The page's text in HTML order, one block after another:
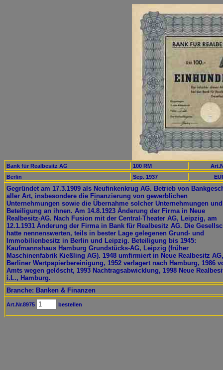
Bank für Realbesitz AG 100 RM
Berlin
Sep. 1937
Gegründet am 17.3.1909 als Neufinkenkrug AG. Betrieb von
aller Art, insbesondere die Finanzierung von gewerblichen
Unternehmungen sowie die Übernahme solcher Unternehmungen
Beteiligung an ihnen. Am 14.8.1923 Änderung der Firma in Neue
Realbesitz-AG. Nach Fusion mit der Central-Theater AG, Leipzig, am
12.1.1931 Änderung der Firma in Bank für Realbesitz AG. Die
hatte nennenswerten, teils in bester Lage gelegenen Grund- und
Immobilienbesitz in Berlin und Leipzig. Beteiligung bis 1945:
Kaufmannshaus Hamburg Grundstücks-AG, Leipzig (früher
Maschinenfabrik Kießling AG). 1948 umfirmiert in Neue Realbesitz
Berliner Wertpapierbereinigung, 1952 verlagert nach Hamburg, 1986
Amts wegen gelöscht, 1993 Nachtragsabwicklung, 1998 Neue
i.L., Hamburg.
Branche: Banken & Finanzen
Art.Nr.8975 bestellen